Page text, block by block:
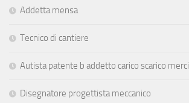
Addetta mensa
Tecnico di cantiere
Autista patente b addetto carico scarico merci
Disegnatore progettista meccanico